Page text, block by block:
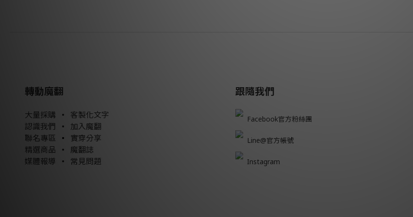
轉動魔翻
大量採購 •
客製化文字
認識我們 •
加入魔翻
聯名專區 •
實穿分享
精選商品 •
魔翻誌
媒體報導
• 常見問題
跟隨我們
Facebook官方粉絲團
Line@官方帳號
Instagram